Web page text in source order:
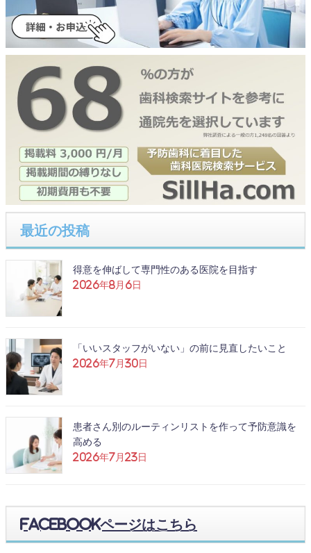
最近の投稿
得意を伸ばして専門性のある医院を目指す
2026年8月6日
「いいスタッフがいない」の前に見直したいこと
2026年7月30日
患者さん別のルーティンリストを作って予防意識を
高める
2026年7月23日
Facebookページはこちら